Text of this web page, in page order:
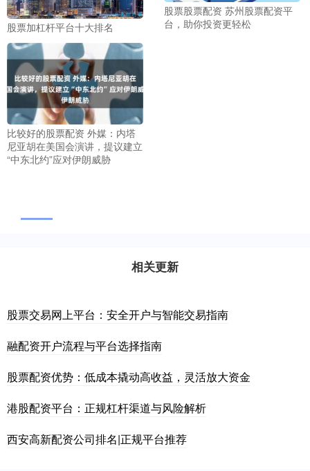
股票加杠杆平台十大排名
股票股票配资 苏州股票配资平
台，助你投资更轻松
比较好的股票配资 外媒：内塔
尼亚胡在美国会演讲，提议建立
“中东北约”应对伊朗威胁
相关更新
股票交易网上平台：安全开户与智能交易指南
融配资开户流程与平台选择指南
股票配资优势：低成本撬动高收益，灵活放大资金
港股配资平台：正规杠杆渠道与风险解析
西安高新配资公司排名|正规平台推荐